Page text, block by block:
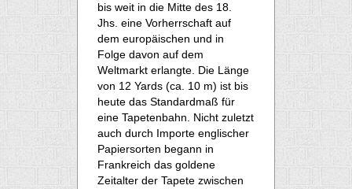
bis weit in die Mitte des 18.
Jhs. eine Vorherrschaft auf
dem europäischen und in
Folge davon auf dem
Weltmarkt erlangte. Die Länge
von 12 Yards (ca. 10 m) ist bis
heute das Standardmaß für
eine Tapetenbahn. Nicht zuletzt
auch durch Importe englischer
Papiersorten begann in
Frankreich das goldene
Zeitalter der Tapete zwischen